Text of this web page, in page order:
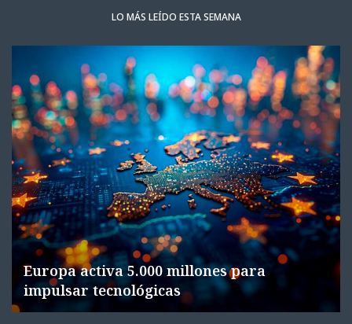
LO MÁS LEÍDO ESTA SEMANA
Europa activa 5.000 millones para
impulsar tecnológicas